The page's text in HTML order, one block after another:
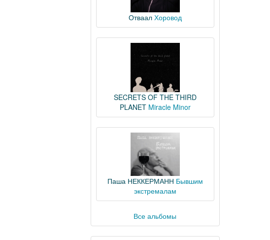
Отваал Хоровод
SECRETS OF THE THIRD
PLANET Miracle Minor
Паша НЕККЕРМАНН Бывшим
экстремалам
Все альбомы